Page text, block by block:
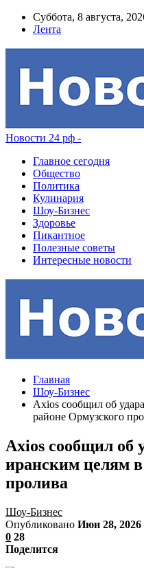
Суббота, 8 августа,
Лента
Новости 24 рф -
Главное сегодня
Общество
Политика
Кулинария
Шоу-Бизнес
Здоровье
Пикантное
Полезные советы
Интересные новости
Главная
Шоу-Бизнес
Axios сообщил об
районе Ормузского
Axios сообщил
иранским целям
пролива
Шоу-Бизнес
Опубликовано Июн 28, 2026
0 28
Поделится